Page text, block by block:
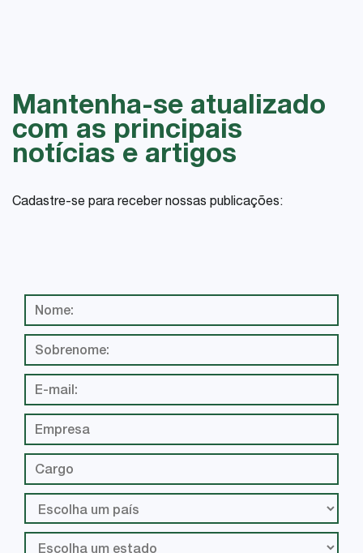
Mantenha-se atualizado
com as principais
notícias e artigos
Cadastre-se para receber nossas publicações: